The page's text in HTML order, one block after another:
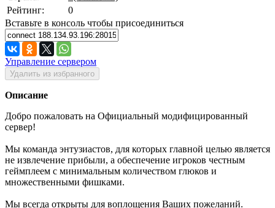
Рейтинг:
0
Вставьте в консоль чтобы присоединиться
Управление сервером
Удалить из избранного
Описание
Добро пожаловать на Официальный модифицированный
сервер!
Мы команда энтузиастов, для которых главной целью является
не извлечение прибыли, а обеспечение игроков честным
геймплеем с минимальным количеством глюков и
множественными фишками.
Мы всегда открыты для воплощения Ваших пожеланий.